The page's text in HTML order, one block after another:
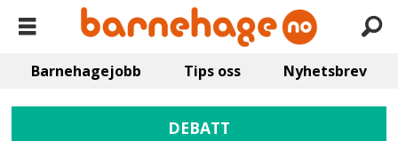
Barnehagejobb Tips oss Nyhetsbrev
DEBATT